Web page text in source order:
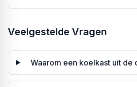
Veelgestelde Vragen
Waarom een koelkast uit de